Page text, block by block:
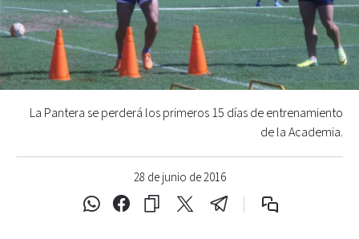
28 de junio de 2016
La Pantera se perderá los primeros 15 días de entrenamiento
de la Academia.